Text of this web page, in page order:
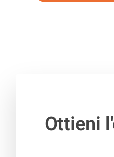
Ottieni